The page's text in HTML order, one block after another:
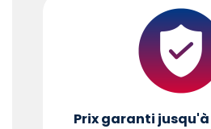
Prix garanti